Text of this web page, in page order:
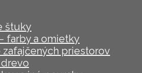
štuky
farby a omietky
zafajčených priestorov
drevo